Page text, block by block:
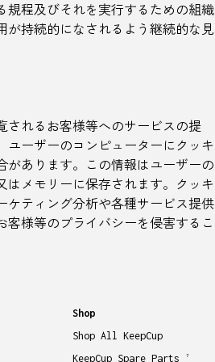
規程及びそれを実行するための組織
が持続的になされるよう継続的な見
されるお客様等へのサービスの提
ユーザーのコンピューターにクッキ
があります。この情報はユーザーの
はメモリーに保存されます。クッキ
ケティング分析や各種サービス提供
客様等のプライバシーを侵害するこ
Shop
Shop All KeepCup
KeepCup Spare Parts
7